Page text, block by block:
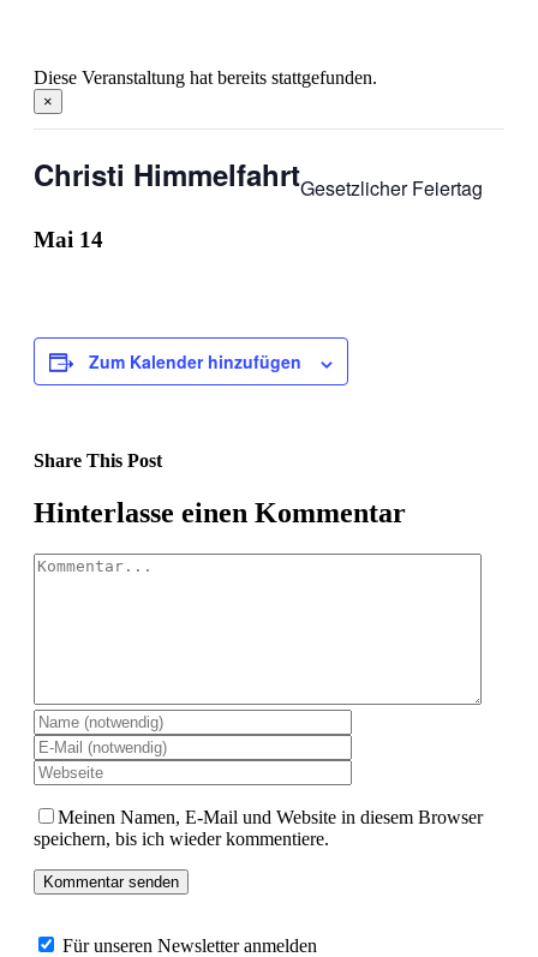
Diese Veranstaltung hat bereits stattgefunden.
×
Christi Himmelfahrt
Mai 14
Gesetzlicher Feiertag
Zum Kalender hinzufügen
Share This Post
Facebook
X
LinkedIn
Pinterest
Hinterlasse einen Kommentar
Kommentar
Meinen Namen, E-Mail und Website in diesem Browser
speichern, bis ich wieder kommentiere.
Für unseren Newsletter anmelden